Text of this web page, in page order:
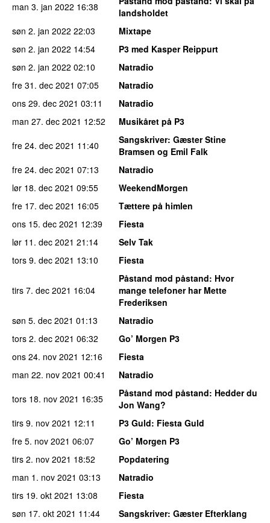
man 3. jan 2022 16:38
landsholdet
søn 2. jan 2022 22:03
Mixtape
søn 2. jan 2022 14:54
P3 med Kasper Reippurt
søn 2. jan 2022 02:10
Natradio
fre 31. dec 2021 07:05
Natradio
ons 29. dec 2021 03:11
Natradio
man 27. dec 2021 12:52
Musikåret på P3
fre 24. dec 2021 11:40 Sangskriver: Gæster Stine
Bramsen og Emil Falk
fre 24. dec 2021 07:13
Natradio
lør 18. dec 2021 09:55
WeekendMorgen
fre 17. dec 2021 16:05
Tættere på himlen
ons 15. dec 2021 12:39
Fiesta
lør 11. dec 2021 21:14
Selv Tak
tors 9. dec 2021 13:10 Fiesta
tirs 7. dec 2021 16:04
Påstand mod påstand: Hvor
mange telefoner har Mette
Frederiksen
søn 5. dec 2021 01:13
Natradio
tors 2. dec 2021 06:32
Go’ Morgen P3
ons 24. nov 2021 12:16
Fiesta
man 22. nov 2021 00:41
Natradio
tors 18. nov 2021 16:35 Påstand mod påstand: Hedder du
Jon Wang?
tirs 9. nov 2021 12:11 P3 Guld: Fiesta Guld
fre 5. nov 2021 06:07
Go’ Morgen P3
tirs 2. nov 2021 18:52
Popdatering
man 1. nov 2021 03:13
Natradio
tirs 19. okt 2021 13:08
Fiesta
søn 17. okt 2021 11:44 Sangskriver: Gæster Efterklang